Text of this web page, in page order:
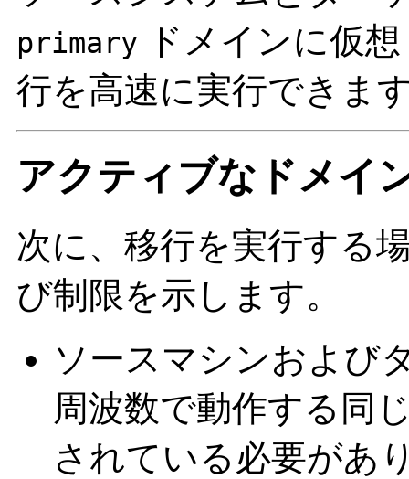
primary
ドメインに仮
行を高速に実行できま
アクティブなドメイ
次に、移行を実行する
び制限を示します。
ソースマシンおよび
周波数で動作する同
されている必要があ